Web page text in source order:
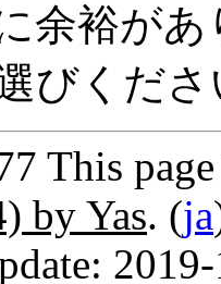
余裕が
びくださ
This
by Yas. (ja